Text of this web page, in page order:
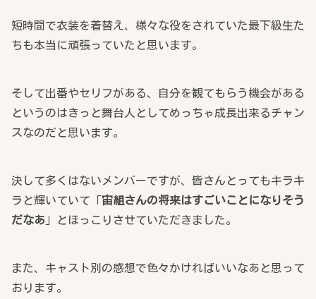
短時間で衣装を着替え、様々な役をされていた最下級生た
ちも本当に頑張っていたと思います。
そして出番やセリフがある、自分を観てもらう機会がある
というのはきっと舞台人としてめっちゃ成長出来るチャン
スなのだと思います。
決して多くはないメンバーですが、皆さんとってもキラキ
ラと輝いていて「 宙組さんの将来はすごいことになりそう
だなあ 」とほっこりさせていただきました。
また、キャスト別の感想で色々かければいいなあと思って
おります。